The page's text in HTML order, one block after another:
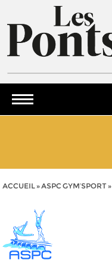
ACCUEIL»ASPC GYM’SPORT»